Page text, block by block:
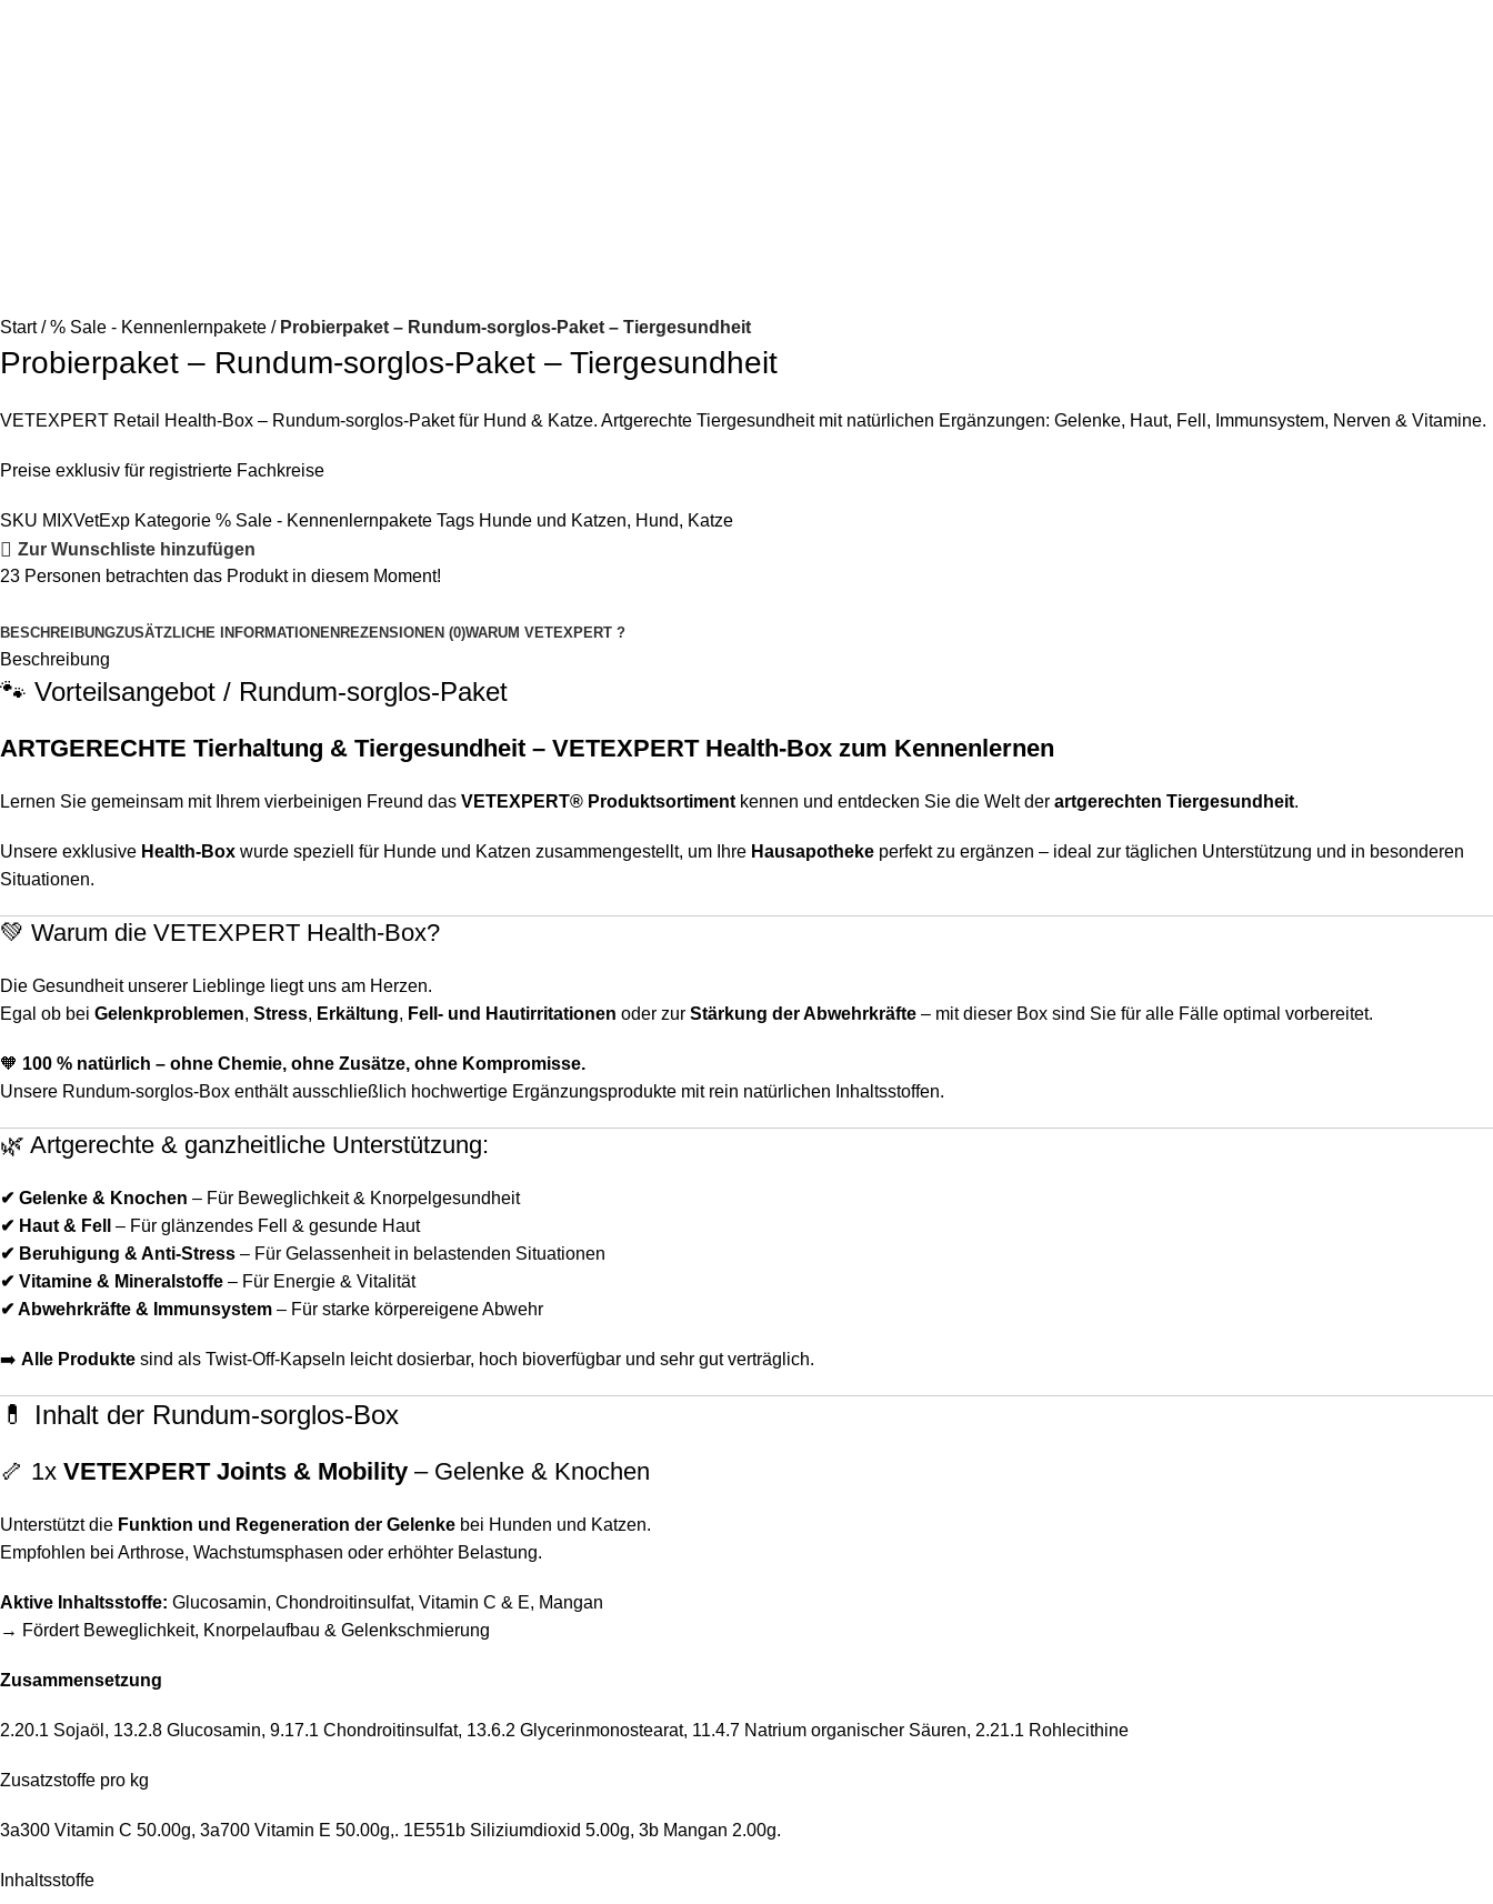
Start % Sale - Kennenlernpakete Probierpaket – Rundum-sorglos-Paket – Tiergesundheit
Probierpaket – Rundum-sorglos-Paket – Tiergesundheit
VETEXPERT Retail Health-Box – Rundum-sorglos-Paket für Hund & Katze. Artgerechte Tiergesundheit mit natürlichen Ergänzungen: Gelenke, Haut, Fell, Immunsystem, Nerven & Vitamine.
Preise exklusiv für registrierte Fachkreise
SKU MIXVetExp Kategorie % Sale - Kennenlernpakete Tags Hunde und Katzen, Hund, Katze
Zur Wunschliste hinzufügen
23 Personen betrachten das Produkt in diesem Moment!
BESCHREIBUNGZUSÄTZLICHE INFORMATIONEN REZENSIONEN (0)WARUM VETEXPERT ?
Beschreibung
🐾 Vorteilsangebot / Rundum-sorglos-Paket
ARTGERECHTE Tierhaltung & Tiergesundheit – VETEXPERT Health-Box zum Kennenlernen
Lernen Sie gemeinsam mit Ihrem vierbeinigen Freund das VETEXPERT® Produktsortimentkennen und entdecken Sie die Welt der artgerechten Tiergesundheit.
Unsere exklusive Health-Box wurde speziell für Hunde und Katzen zusammengestellt, um Ihre Hausapotheke perfekt zu ergänzen – ideal zur täglichen Unterstützung und in besonderen
Situationen.
💚 Warum die VETEXPERT Health-Box?
Die Gesundheit unserer Lieblinge liegt uns am Herzen.
Egal ob bei Gelenkproblemen, Stress, Erkältung, Fell- und Hautirritationen oder zur Stärkung der Abwehrkräfte – mit dieser Box sind Sie für alle Fälle optimal vorbereitet.
🧡 100 % natürlich – ohne Chemie, ohne Zusätze, ohne Kompromisse.
Unsere Rundum-sorglos-Box enthält ausschließlich hochwertige Ergänzungsprodukte mit rein natürlichen Inhaltsstoffen.
🌿 Artgerechte & ganzheitliche Unterstützung:
✔ Gelenke & Knochen – Für Beweglichkeit & Knorpelgesundheit
✔ Haut & Fell
– Für glänzendes Fell & gesunde Haut
✔ Beruhigung & Anti-Stress – Für Gelassenheit in belastenden Situationen
✔ Vitamine & Mineralstoffe – Für Energie & Vitalität
✔ Abwehrkräfte & Immunsystem – Für starke körpereigene Abwehr
➡️ Alle Produkte sind als Twist-Off-Kapseln leicht dosierbar, hoch bioverfügbar und sehr gut verträglich.
💊 Inhalt der Rundum-sorglos-Box
🦴 1x VETEXPERT Joints & Mobility – Gelenke & Knochen
Unterstützt die Funktion und Regeneration der Gelenke bei Hunden und Katzen.
Empfohlen bei Arthrose, Wachstumsphasen oder erhöhter Belastung.
Aktive Inhaltsstoffe: Glucosamin, Chondroitinsulfat, Vitamin C & E, Mangan
→ Fördert Beweglichkeit, Knorpelaufbau & Gelenkschmierung
Zusammensetzung
2.20.1 Sojaöl, 13.2.8 Glucosamin, 9.17.1 Chondroitinsulfat, 13.6.2 Glycerinmonostearat, 11.4.7 Natrium organischer Säuren, 2.21.1 Rohlecithine
Zusatzstoffe pro kg
3a300 Vitamin C 50.00g, 3a700 Vitamin E 50.00g,. 1E551b Siliziumdioxid 5.00g, 3b Mangan 2.00g.
Inhaltsstoffe